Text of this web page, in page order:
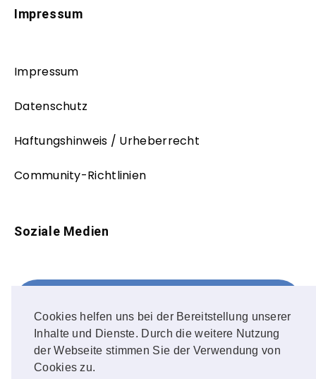
Cookies helfen uns bei der Bereitstellung unserer
Inhalte und Dienste. Durch die weitere Nutzung
der Webseite stimmen Sie der Verwendung von
Cookies zu.
Impressum
Impressum
Datenschutz
Haftungshinweis / Urheberrecht
Community-Richtlinien
Soziale Medien
FOLLOW ME!
Instagram
OUR PHOTOS!